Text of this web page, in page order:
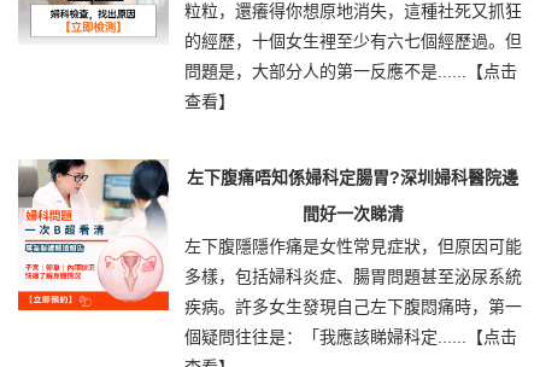
粒粒，還癢得你想原地消失，這種社死又抓狂
的經歷，十個女生裡至少有六七個經歷過。但
問題是，大部分人的第一反應不是......
【点击
查看】
左下腹痛唔知係婦科定腸胃?深圳婦科醫院邊
間好一次睇清
左下腹隱隱作痛是女性常見症狀，但原因可能
多樣，包括婦科炎症、腸胃問題甚至泌尿系統
疾病。許多女生發現自己左下腹悶痛時，第一
個疑問往往是：「我應該睇婦科定......
【点击